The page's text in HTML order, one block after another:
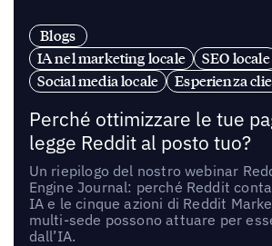
Blogs
IA nel marketing locale
SEO locale
Social media locale
Esperienza
Perché ottimizzare le tue
legge Reddit al posto tuo?
Un riepilogo del nostro webinar
Engine Journal: perché Reddit
IA e le cinque azioni di Reddit
multi-sede possono attuare per
dall’IA.